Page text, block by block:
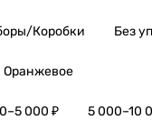
Коробки Без
Оранжевое
000 ₽ 5 000–10